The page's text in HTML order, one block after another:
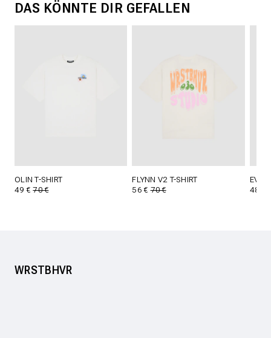
DAS KÖNNTE DIR GEFALLEN
OLIN T-SHIRT
49 €70 €
FLYNN V2 T-SHIRT
56 €70 €
EVIN
48 €
WRSTBHVR